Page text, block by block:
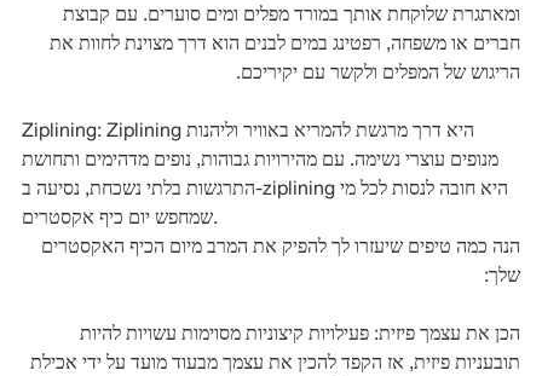
ומאתגרת שלוקחת אותך במורד מפלים ומים סוערים. עם קבוצת
חברים או משפחה, רפטינג במים לבנים הוא דרך מצוינת לחוות את
הריגוש של המפלים ולקשר עם יקיריכם.
Ziplining: Ziplining היא דרך מרגשת להמריא באוויר וליהנות
מנופים עוצרי נשימה. עם מהירויות גבוהות, נופים מדהימים ותחושת
התרגשות בלתי נשכחת, נסיעה ב-ziplining היא חובה לנסות לכל מי
שמחפש יום כיף אקסטרים.
הנה כמה טיפים שיעזרו לך להפיק את המרב מיום הכיף האקסטרים
שלך:
הכן את עצמך פיזית: פעילויות קיצוניות מסוימות עשויות להיות
תובעניות פיזית, אז הקפד להכין את עצמך מבעוד מועד על ידי אכילת